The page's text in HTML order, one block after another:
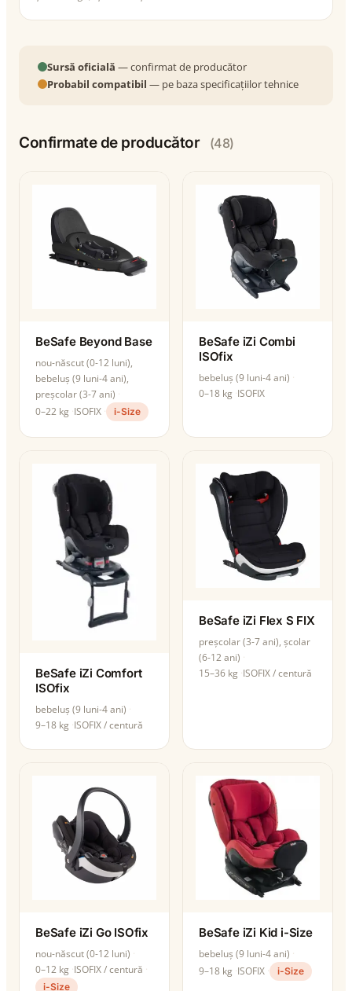
Sursă oficială — confirmat de producător
Probabil compatibil — pe baza specificațiilor tehnice
Confirmate de producător (48)
BeSafe Beyond Base
nou-născut (0-12 luni),
bebeluș (9 luni-4 ani),
preșcolar (3-7 ani)
0–22 kg ISOFIX i-Size
BeSafe iZi Combi
ISOfix
bebeluș (9 luni-4 ani)
0–18 kg ISOFIX
BeSafe iZi Comfort
ISOfix
bebeluș (9 luni-4 ani)
9–18 kg ISOFIX / centură
BeSafe iZi Flex S FIX
preșcolar (3-7 ani), școlar
(6-12 ani)
15–36 kg ISOFIX / centură
BeSafe iZi Go ISOfix
nou-născut (0-12 luni)
0–12 kg ISOFIX / centură
i-Size
BeSafe iZi Kid i-Size
bebeluș (9 luni-4 ani)
9–18 kg ISOFIX i-Size